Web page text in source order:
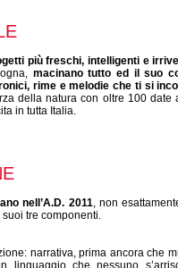
più freschi, intelligenti e
macinano tutto ed il suo
rime e melodie che ti si
della natura con oltre 100 date
in tutta Italia.
nell’A.D. 2011, non
tre componenti.
narrativa, prima ancora che
linguaggio che nessuno